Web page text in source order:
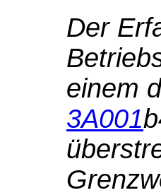
Der
einem
3A001